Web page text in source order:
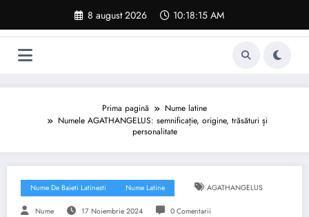
conținut
8 august 2026 10:18:16 AM
Prima pagină
Nume latine
Numele AGATHANGELUS: semnificație, origine, trăsături și
personalitate
Nume De Baieti Latinesti Nume Latine AGATHANGELUS
Nume 17 Noiembrie 2024 0 Comentarii